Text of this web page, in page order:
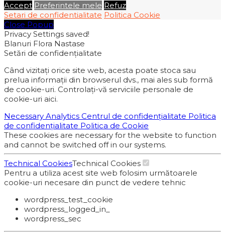
Accept Preferintele mele Refuz
Setari de confidentialitate Politica Cookie
Close Popup
Privacy Settings saved!
Blanuri Flora Nastase
Setări de confidențialitate
Când vizitați orice site web, acesta poate stoca sau
prelua informații din browserul dvs., mai ales sub formă
de cookie-uri. Controlați-vă serviciile personale de
cookie-uri aici.
Necessary Analytics Centrul de confidențialitate Politica
de confidențialitate Politica de Cookie
These cookies are necessary for the website to function
and cannot be switched off in our systems.
Technical CookiesTechnical Cookies
Pentru a utiliza acest site web folosim următoarele
cookie-uri necesare din punct de vedere tehnic
wordpress_test_cookie
wordpress_logged_in_
wordpress_sec